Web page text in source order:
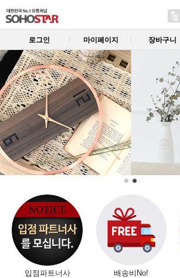
로그인 마이페이지 장바구니
입점파트너사
배송비No!